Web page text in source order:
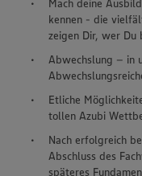
Mach deine
kennen - die
zeigen Dir, wer Du
Abwechslung – in
Etliche
tollen Azubi
Nach erfolgreich
Abschluss des
späteres